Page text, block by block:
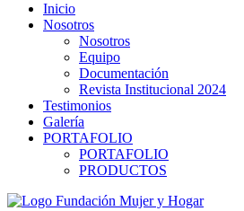
Inicio
Nosotros
Nosotros
Equipo
Documentación
Revista Institucional 2024
Testimonios
Galería
PORTAFOLIO
PORTAFOLIO
PRODUCTOS